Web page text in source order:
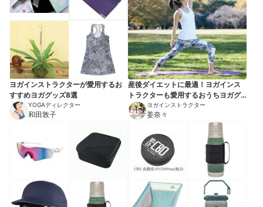
ヨガインストラクターが愛用するお
すすめヨガグッズ8選
YOGAディレクター
和田敦子
産後ダイエットに最適！ヨガインス
トラクターも愛用するおうちヨガグ
ッズ7選ヨガインストラクター
姜奈々